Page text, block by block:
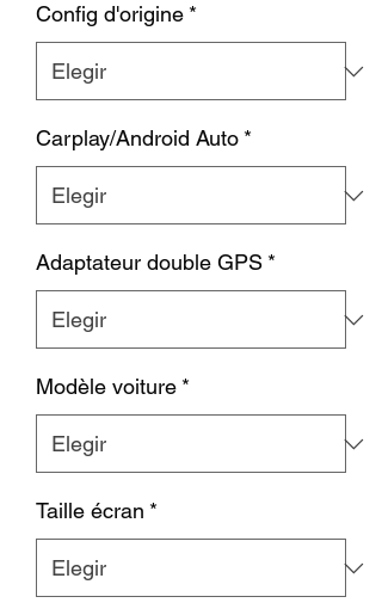
Config d'origine *
Carplay/Android Auto *
Adaptateur double GPS *
Modèle voiture *
Taille écran *